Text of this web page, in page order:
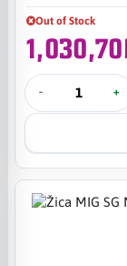
Out of Stock
- +